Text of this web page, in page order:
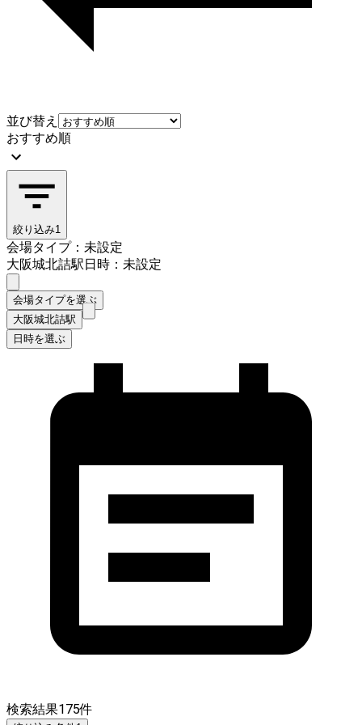
並び替え
おすすめ順
絞り込み1
会場タイプ：未設定
大阪城北詰駅日時：未設定
会場タイプを選ぶ
大阪城北詰駅
日時を選ぶ
検索結果175件